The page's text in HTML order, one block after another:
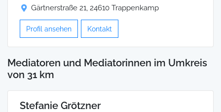
Gärtnerstraße 21, 24610 Trappenkamp
Profil ansehen Kontakt
Mediatoren und Mediatorinnen im Umkreis
von 31 km
Stefanie Grötzner